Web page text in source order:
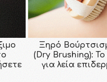
Ξηρό
(Dry Brushing):
για λεία